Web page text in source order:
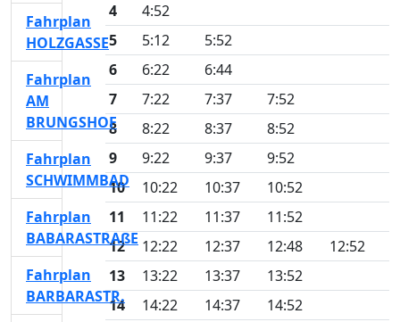
4
4:52
5
5:12
5:52
6
6:22
6:44
7
7:22 7:37
7:52
8
8:22 8:37
8:52
9
9:22 9:37
9:52
10
10:22 10:37
10:52
11
11:22 11:37
11:52
12
12:22 12:37 12:48
12:52
13
13:22 13:37
13:52
14
14:22 14:37
14:52
Fahrplan
HOLZGASSE
Fahrplan
AM
BRUNGSHOF
Fahrplan
SCHWIMMBAD
Fahrplan
BABARASTRAßE
Fahrplan
BARBARASTR.